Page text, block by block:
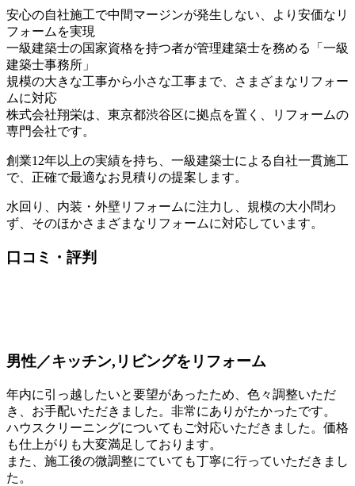
安心の自社施工で中間マージンが発生しない、より安価なリ
フォームを実現
一級建築士の国家資格を持つ者が管理建築士を務める「一級
建築士事務所」
規模の大きな工事から小さな工事まで、さまざまなリフォー
ムに対応
株式会社翔栄は、東京都渋谷区に拠点を置く、リフォームの
専門会社です。
創業12年以上の実績を持ち、一級建築士による自社一貫施工
で、正確で最適なお見積りの提案します。
水回り、内装・外壁リフォームに注力し、規模の大小問わ
ず、そのほかさまざまなリフォームに対応しています。
口コミ・評判
男性／キッチン,リビングをリフォーム
年内に引っ越したいと要望があったため、色々調整いただ
き、お手配いただきました。非常にありがたかったです。
ハウスクリーニングについてもご対応いただきました。価格
も仕上がりも大変満足しております。
また、施工後の微調整にていても丁寧に行っていただきまし
た。